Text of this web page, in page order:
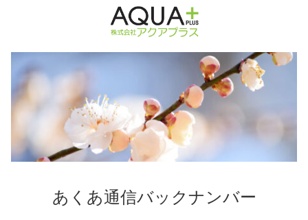
あくあ通信バックナンバー